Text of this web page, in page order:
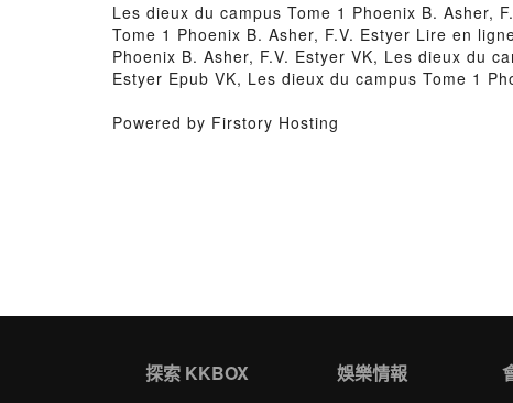
Les dieux du campus Tome 1 Phoenix B. Asher,
Tome 1 Phoenix B. Asher, F.V. Estyer Lire en
Phoenix B. Asher, F.V. Estyer VK, Les dieux du
Estyer Epub VK, Les dieux du campus Tome 1
Powered by Firstory Hosting
探索 KKBOX 娛樂情報